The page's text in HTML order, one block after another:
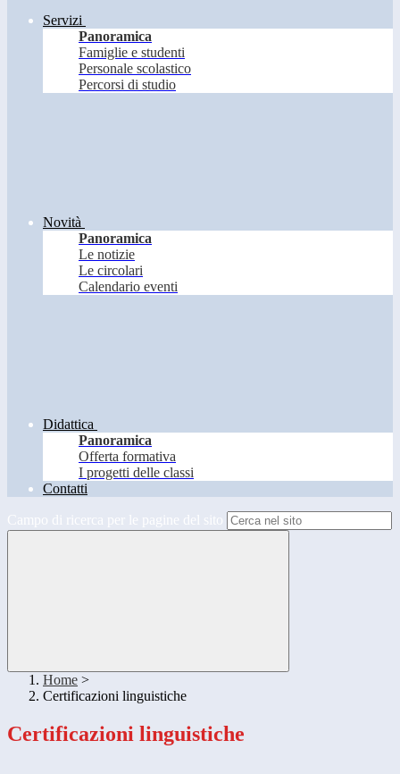
Servizi
Panoramica
Famiglie e studenti
Personale scolastico
Percorsi di studio
Novità
Panoramica
Le notizie
Le circolari
Calendario eventi
Didattica
Panoramica
Offerta formativa
I progetti delle classi
Contatti
Campo di ricerca per le pagine del sito
Home >
Certificazioni linguistiche
Certificazioni linguistiche